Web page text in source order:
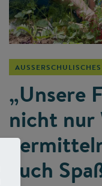
AUSSERSCHULISCHES
„Unsere
nicht nur
auch